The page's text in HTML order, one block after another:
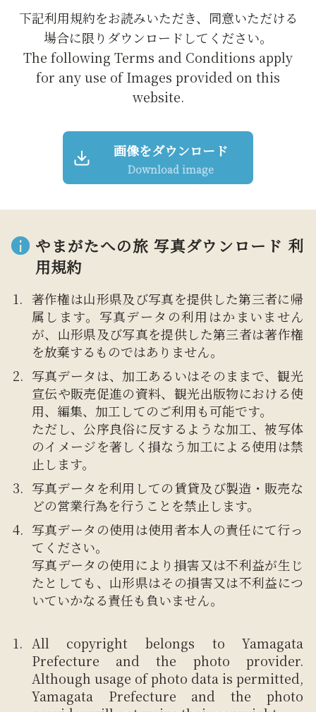
下記利用規約をお読みいただき、同意いただける
場合に限りダウンロードしてください。
The following Terms and Conditions apply
for any use of Images provided on this
website.
画像をダウンロード
Download image
やまがたへの旅 写真ダウンロード 利
用規約
著作権は山形県及び写真を提供した第三者に帰
属します。写真データの利用はかまいません
が、山形県及び写真を提供した第三者は著作権
を放棄するものではありません。
写真データは、加工あるいはそのままで、観光
宣伝や販売促進の資料、観光出版物における使
用、編集、加工してのご利用も可能です。
ただし、公序良俗に反するような加工、被写体
のイメージを著しく損なう加工による使用は禁
止します。
写真データを利用しての賃貸及び製造・販売な
どの営業行為を行うことを禁止します。
写真データの使用は使用者本人の責任にて行っ
てください。
写真データの使用により損害又は不利益が生じ
たとしても、山形県はその損害又は不利益につ
いていかなる責任も負いません。
All copyright belongs to Yamagata
Prefecture and the photo provider.
Although usage of photo data is permitted,
Yamagata Prefecture and the photo